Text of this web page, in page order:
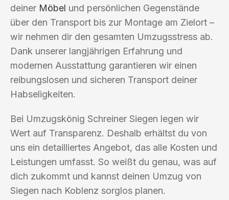
deiner Möbel und persönlichen Gegenstände
über den Transport bis zur Montage am Zielort –
wir nehmen dir den gesamten Umzugsstress ab.
Dank unserer langjährigen Erfahrung und
modernen Ausstattung garantieren wir einen
reibungslosen und sicheren Transport deiner
Habseligkeiten.
Bei Umzugskönig Schreiner Siegen legen wir
Wert auf Transparenz. Deshalb erhältst du von
uns ein detailliertes Angebot, das alle Kosten und
Leistungen umfasst. So weißt du genau, was auf
dich zukommt und kannst deinen Umzug von
Siegen nach Koblenz sorglos planen.